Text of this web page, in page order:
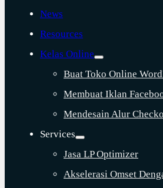
News
Resources
Kelas Online
Buat Toko Online
Membuat Iklan
Mendesain Alur
Services
Jasa LP Optimizer
Akselerasi Omset